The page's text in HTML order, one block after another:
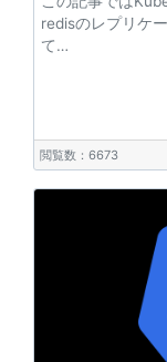
redisのレプリケ
て…
閲覧数：6673